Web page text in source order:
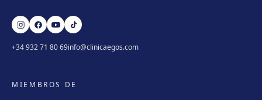
+34 932 71 80 69info@clinicaegos.com
MIEMBROS DE